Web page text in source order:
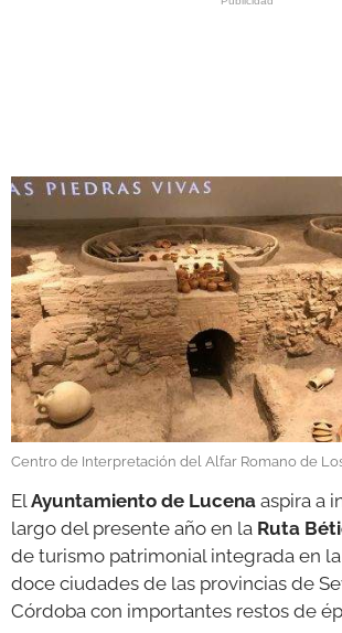
GALERÍAS
Centro de Interpretación del Alfar Romano de
El Ayuntamiento de Lucena aspira a
largo del presente año en la Ruta
de turismo patrimonial integrada en
doce ciudades de las provincias de
Córdoba con importantes restos de